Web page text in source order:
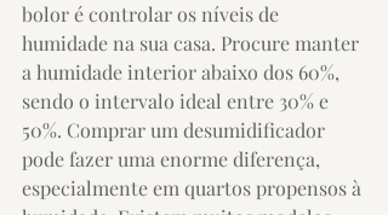
bolor é controlar os níveis de
humidade na sua casa. Procure manter
a humidade interior abaixo dos 60%,
sendo o intervalo ideal entre 30% e
50%. Comprar um desumidificador
pode fazer uma enorme diferença,
especialmente em quartos propensos à